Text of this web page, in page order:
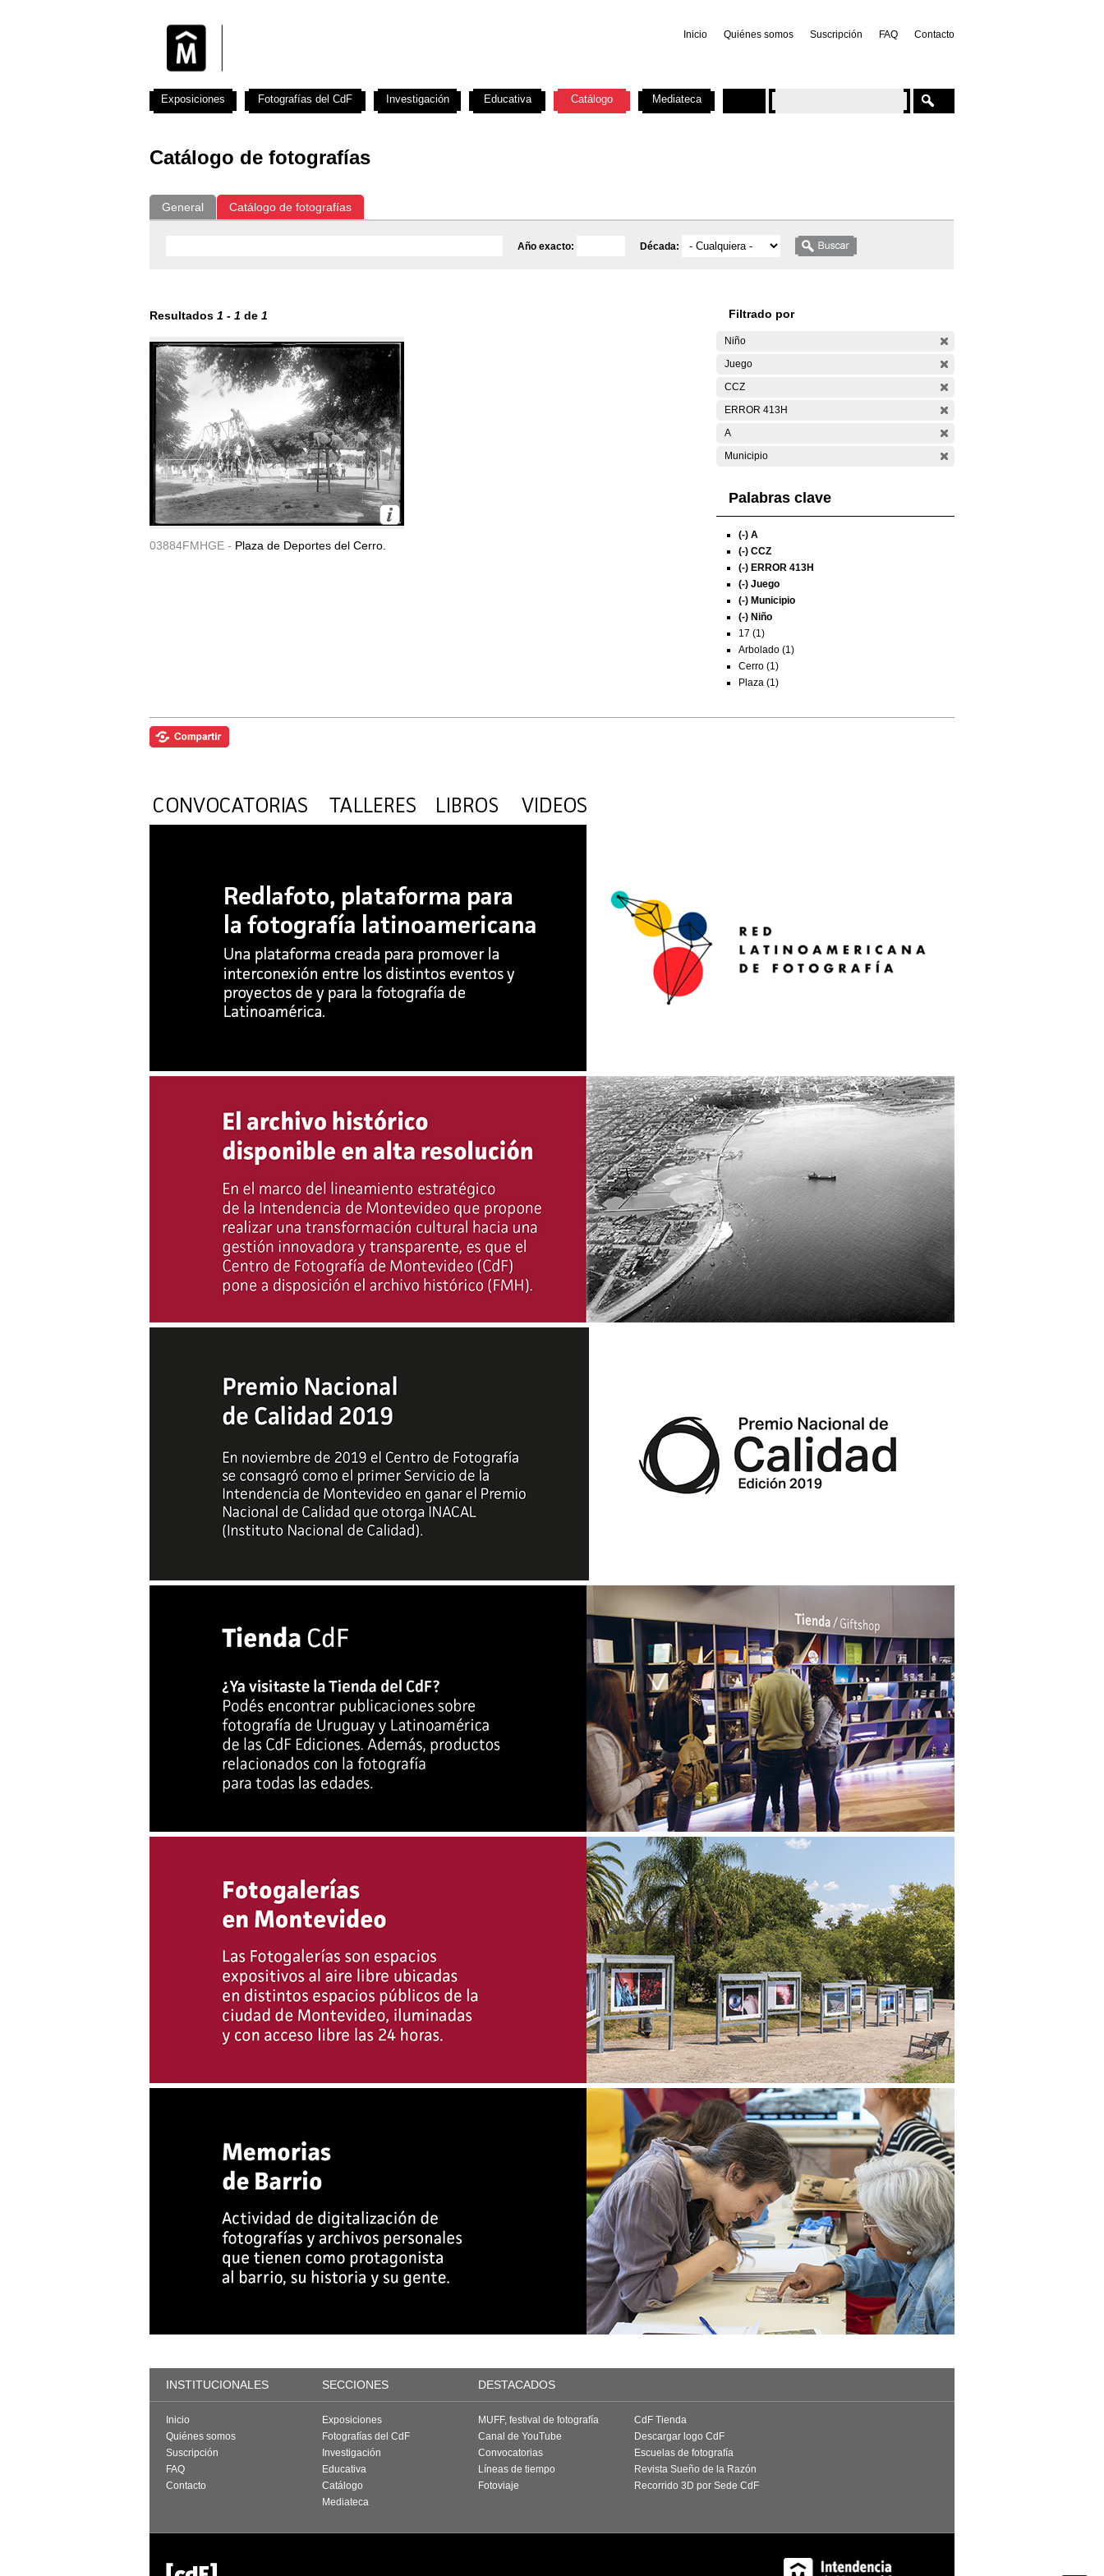
Inicio Quiénes somos Suscripción FAQ Contacto
Catálogo de fotografías
General Catálogo de fotografías
Año exacto: Década:
Resultados 1 - 1 de 1
03884FMHGE - Plaza de Deportes del Cerro.
Filtrado por
Niño
Juego
CCZ
ERROR 413H
A
Municipio
Palabras clave
(-) A
(-) CCZ
(-) ERROR 413H
(-) Juego
(-) Municipio
(-) Niño
17 (1)
Arbolado (1)
Cerro (1)
Plaza (1)
Exposiciones Fotografías del CdF Investigación Educativa Catálogo Mediateca
INSTITUCIONALES SECCIONES DESTACADOS
Inicio
Quiénes somos
Suscripción
FAQ
Contacto
Exposiciones
Fotografías del CdF
Investigación
Educativa
Catálogo
Mediateca
MUFF, festival de fotografía
Canal de YouTube
Convocatorias
Líneas de tiempo
Fotoviaje
CdF Tienda
Descargar logo CdF
Escuelas de fotografía
Revista Sueño de la Razón
Recorrido 3D por Sede CdF